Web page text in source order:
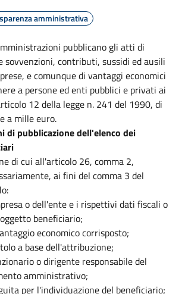
amministrativa
pubblicano gli atti di
sovvenzioni, contributi, sussidi ed ausili
e comunque di vantaggi economici
a persone ed enti pubblici e privati ai
12 della legge n. 241 del 1990, di
a mille euro.
di pubblicazione dell'elenco dei
di cui all'articolo 26, comma 2,
ai fini del comma 3 del
o dell'ente e i rispettivi dati fiscali o
beneficiario;
economico corrisposto;
a base dell'attribuzione;
o dirigente responsabile del
amministrativo;
per l'individuazione del beneficiario;